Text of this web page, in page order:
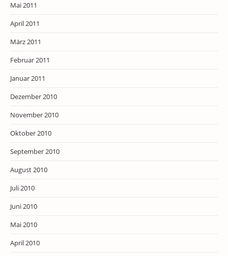
Mai 2011
April 2011
März 2011
Februar 2011
Januar 2011
Dezember 2010
November 2010
Oktober 2010
September 2010
August 2010
Juli 2010
Juni 2010
Mai 2010
April 2010